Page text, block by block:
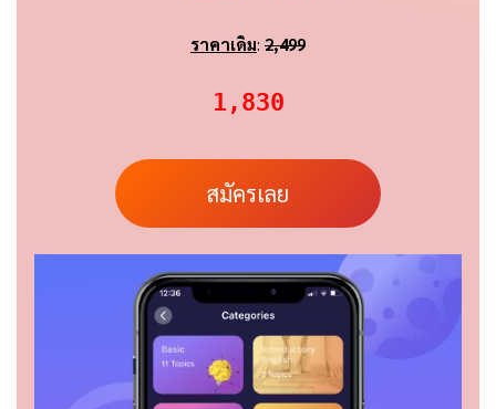
ราคาเดิม: 2,499
1,830
สมัครเลย